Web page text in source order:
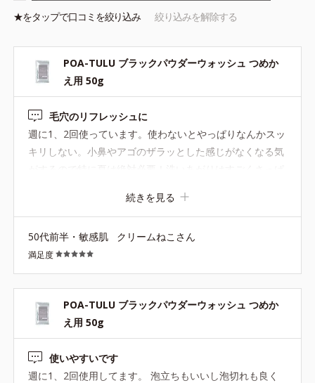
*1=プロテアーゼ、パパイン *2=リパーゼ *3=ココイルグリシン
Na
※アレルギーテスト済＝全ての方にアレルギーが起こらないという
ことではありません。
★をタップで口コミを絞り込み 絞り込みを解除する
POA-TULU ブラックパウダーウォッシュ つめか
え用 50g
毛穴のリフレッシュに
週に1、2回使っています。使わないとやっぱりなんかスッ
キリしない。小鼻やアゴのザラッとした感じがなくなる気
続きを見る
50代前半・敏感肌 クリームねこさん
満足度
POA-TULU ブラックパウダーウォッシュ つめか
え用 50g
使いやすいです
週に1、2回使用してます。 泡立ちもいいし泡切れも良く